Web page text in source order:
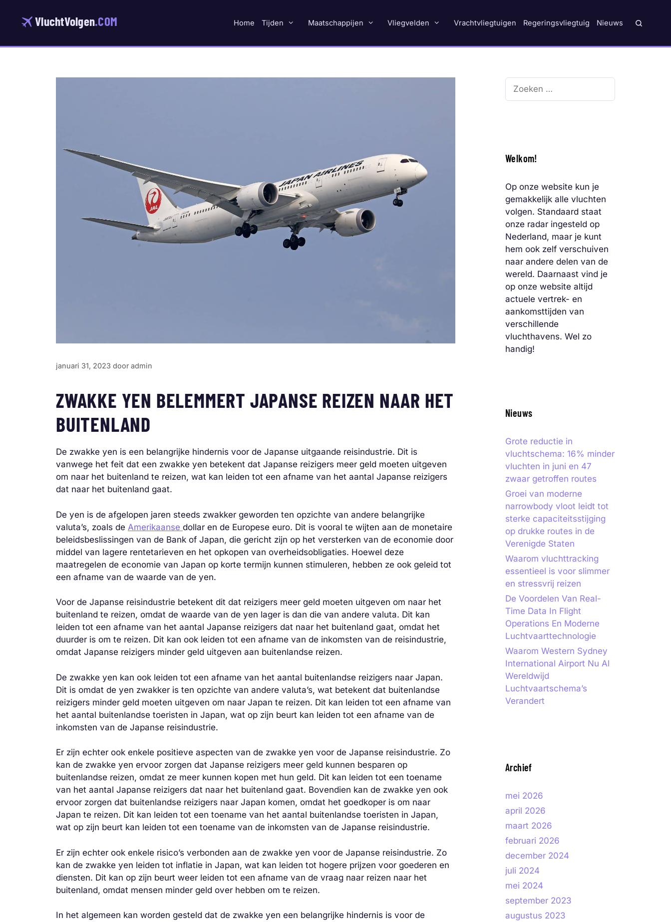
VluchtVolgen.COM Home Tijden Maatschappijen Vliegvelden Vrachtvliegtuigen Regeringsvliegtuig Nieuws
januari 31, 2023 door admin
ZWAKKE YEN BELEMMERT JAPANSE REIZEN NAAR HET
BUITENLAND
De zwakke yen is een belangrijke hindernis voor de Japanse uitgaande reisindustrie. Dit is
vanwege het feit dat een zwakke yen betekent dat Japanse reizigers meer geld moeten uitgeven
om naar het buitenland te reizen, wat kan leiden tot een afname van het aantal Japanse reizigers
dat naar het buitenland gaat.
De yen is de afgelopen jaren steeds zwakker geworden ten opzichte van andere belangrijke
valuta’s, zoals de Amerikaanse dollar en de Europese euro. Dit is vooral te wijten aan de monetaire
beleidsbeslissingen van de Bank of Japan, die gericht zijn op het versterken van de economie door
middel van lagere rentetarieven en het opkopen van overheidsobligaties. Hoewel deze
maatregelen de economie van Japan op korte termijn kunnen stimuleren, hebben ze ook geleid tot
een afname van de waarde van de yen.
Voor de Japanse reisindustrie betekent dit dat reizigers meer geld moeten uitgeven om naar het
buitenland te reizen, omdat de waarde van de yen lager is dan die van andere valuta. Dit kan
leiden tot een afname van het aantal Japanse reizigers dat naar het buitenland gaat, omdat het
duurder is om te reizen. Dit kan ook leiden tot een afname van de inkomsten van de reisindustrie,
omdat Japanse reizigers minder geld uitgeven aan buitenlandse reizen.
De zwakke yen kan ook leiden tot een afname van het aantal buitenlandse reizigers naar Japan.
Dit is omdat de yen zwakker is ten opzichte van andere valuta’s, wat betekent dat buitenlandse
reizigers minder geld moeten uitgeven om naar Japan te reizen. Dit kan leiden tot een afname van
het aantal buitenlandse toeristen in Japan, wat op zijn beurt kan leiden tot een afname van de
inkomsten van de Japanse reisindustrie.
Er zijn echter ook enkele positieve aspecten van de zwakke yen voor de Japanse reisindustrie. Zo
kan de zwakke yen ervoor zorgen dat Japanse reizigers meer geld kunnen besparen op
buitenlandse reizen, omdat ze meer kunnen kopen met hun geld. Dit kan leiden tot een toename
van het aantal Japanse reizigers dat naar het buitenland gaat. Bovendien kan de zwakke yen ook
ervoor zorgen dat buitenlandse reizigers naar Japan komen, omdat het goedkoper is om naar
Japan te reizen. Dit kan leiden tot een toename van het aantal buitenlandse toeristen in Japan,
wat op zijn beurt kan leiden tot een toename van de inkomsten van de Japanse reisindustrie.
Er zijn echter ook enkele risico’s verbonden aan de zwakke yen voor de Japanse reisindustrie. Zo
kan de zwakke yen leiden tot inflatie in Japan, wat kan leiden tot hogere prijzen voor goederen en
diensten. Dit kan op zijn beurt weer leiden tot een afname van de vraag naar reizen naar het
buitenland, omdat mensen minder geld over hebben om te reizen.
In het algemeen kan worden gesteld dat de zwakke yen een belangrijke hindernis is voor de
Zoek
Welkom!
Op onze website kun je
gemakkelijk alle vluchten
volgen. Standaard staat
onze radar ingesteld op
Nederland, maar je kunt
hem ook zelf verschuiven
naar andere delen van de
wereld. Daarnaast vind je
op onze website altijd
actuele vertrek- en
aankomsttijden van
verschillende
vluchthavens. Wel zo
handig!
Nieuws
Grote reductie in
vluchtschema: 16% minder
vluchten in juni en 47
zwaar getroffen routes
Groei van moderne
narrowbody vloot leidt tot
sterke capaciteitsstijging
op drukke routes in de
Verenigde Staten
Waarom vluchttracking
essentieel is voor slimmer
en stressvrij reizen
De Voordelen Van Real-
Time Data In Flight
Operations En Moderne
Luchtvaarttechnologie
Waarom Western Sydney
International Airport Nu Al
Wereldwijd
Luchtvaartschema’s
Verandert
Archief
mei 2026
april 2026
maart 2026
februari 2026
december 2024
juli 2024
mei 2024
september 2023
augustus 2023